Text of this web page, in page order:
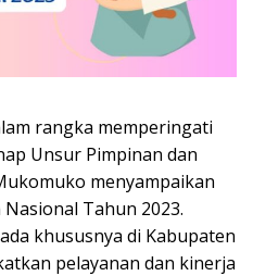
rangka memperingati
Unsur Pimpinan dan
menyampaikan
Tahun 2023.
khususnya di Kabupaten
pelayanan dan kinerja